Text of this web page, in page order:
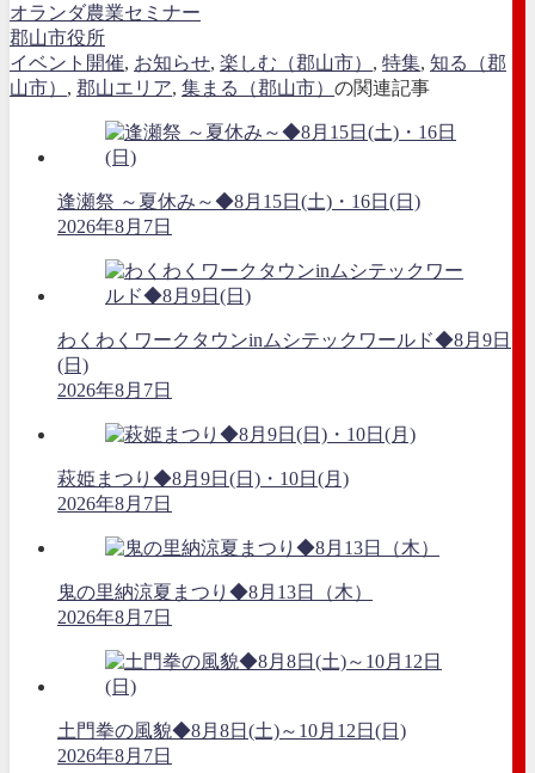
オランダ農業セミナー
郡山市役所
イベント開催, お知らせ, 楽しむ（郡山市） , 特集, 知る（郡
山市） , 郡山エリア, 集まる（郡山市） の関連記事
逢瀬祭 ～夏休み～◆8月15日(土)・16日(日)
2026年8月7日
わくわくワークタウンinムシテックワールド◆8月9日
(日)
2026年8月7日
萩姫まつり◆8月9日(日)・10日(月)
2026年8月7日
鬼の里納涼夏まつり◆8月13日（木）
2026年8月7日
土門拳の風貌◆8月8日(土)～10月12日(日)
2026年8月7日